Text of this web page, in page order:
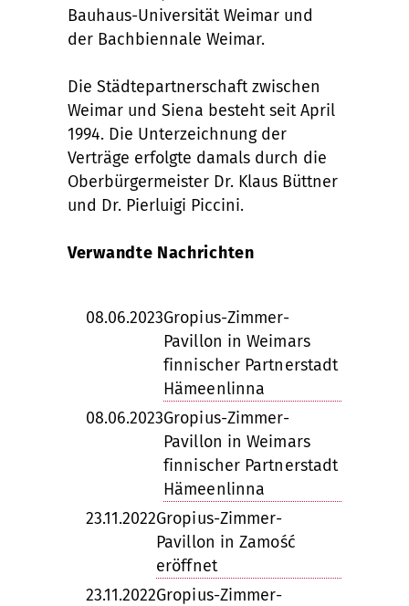
Bauhaus-Universität Weimar und
der Bachbiennale Weimar.
Die Städtepartnerschaft zwischen
Weimar und Siena besteht seit April
1994. Die Unterzeichnung der
Verträge erfolgte damals durch die
Oberbürgermeister Dr. Klaus Büttner
und Dr. Pierluigi Piccini.
Verwandte Nachrichten
08.06.2023Gropius-Zimmer-
Pavillon in Weimars
finnischer Partnerstadt
Hämeenlinna
08.06.2023Gropius-Zimmer-
Pavillon in Weimars
finnischer Partnerstadt
Hämeenlinna
23.11.2022Gropius-Zimmer-
Pavillon in Zamość
eröffnet
23.11.2022Gropius-Zimmer-